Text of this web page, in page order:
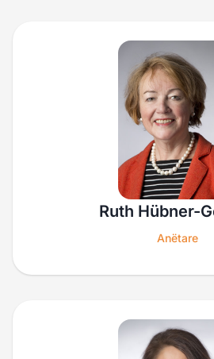
Ruth Hübner-
Anëtare